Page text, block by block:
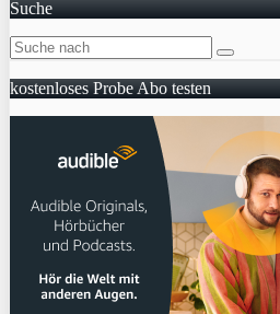
Suche
kostenloses Probe Abo testen